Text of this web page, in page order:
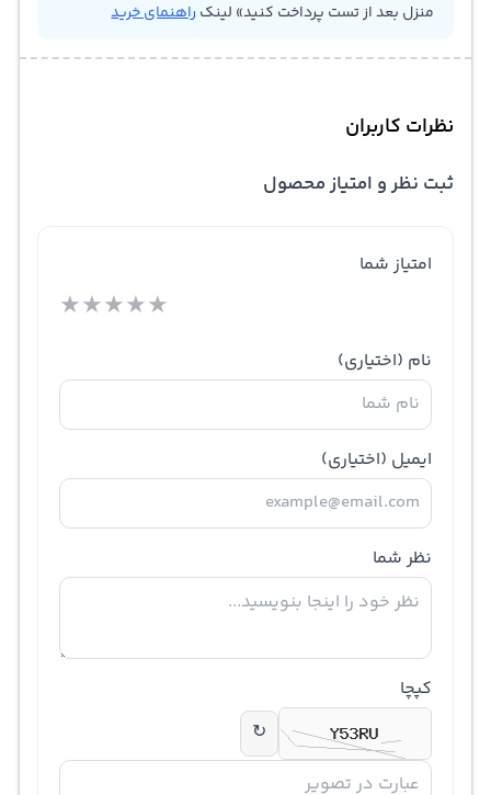
منزل بعد از تست پرداخت کنید» لینک راهنمای خرید
نظرات کاربران
ثبت نظر و امتیاز محصول
امتیاز شما
★★★★★
نام (اختیاری)
ایمیل (اختیاری)
نظر شما
کپچا
↻